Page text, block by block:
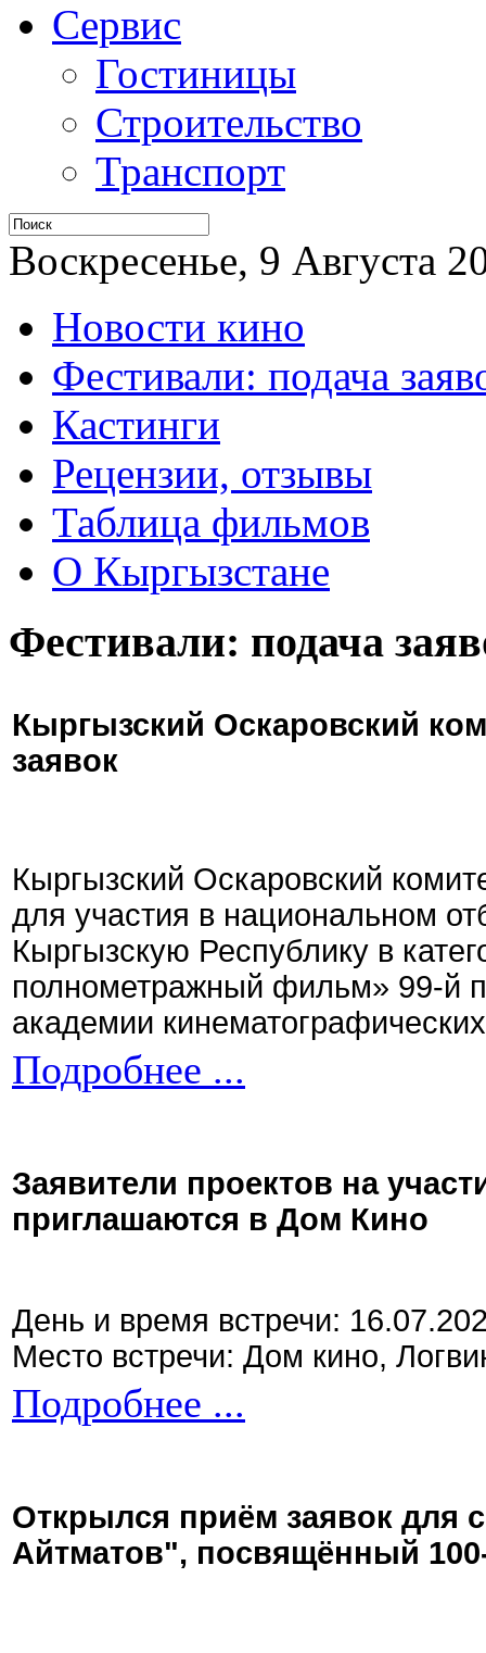
Сервис
Гостиницы
Строительство
Транспорт
Воскресенье, 9 Августа
Новости кино
Фестивали: подача
Кастинги
Рецензии, отзывы
Таблица фильмов
О Кыргызстане
Фестивали: подача
Кыргызский Оскаровский
заявок
Кыргызский Оскаровский
для участия в национальном
Кыргызскую Республику в
полнометражный фильм» 99-й
академии
Подробнее ...
Заявители проектов на
приглашаются в Дом Кино
День и время встречи:
Место встречи: Дом кино,
Подробнее ...
Открылся приём заявок для
Айтматов", посвящённый